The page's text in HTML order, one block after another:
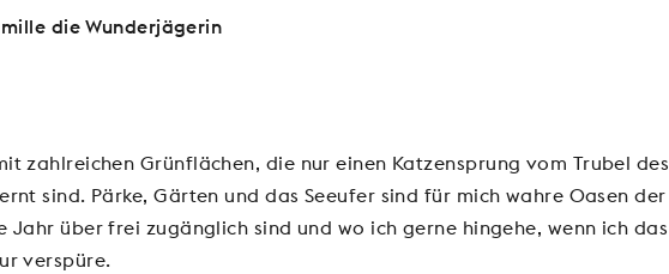
die Wunderjägerin
zahlreichen Grünflächen, die nur einen Katzensprung vom Trubel des
sind. Pärke, Gärten und das Seeufer sind für mich wahre Oasen der
Jahr über frei zugänglich sind und wo ich gerne hingehe, wenn ich das
verspüre.